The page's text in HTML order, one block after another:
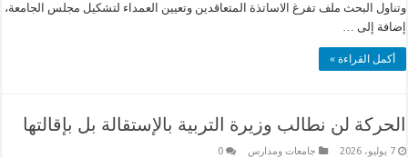
وتناول البحث ملف تفرغ الاساتذة المتعاقدين وتعيين العمداء لتشكيل مجلس الجامعة،
إضافة إلى …
أكمل القراءة »
الحركة لن نطالب وزيرة التربية بالإستقالة بل بإقالتها
7 يوليو، 2026 جامعات ومدارس 0